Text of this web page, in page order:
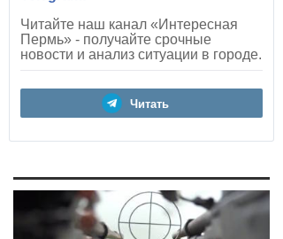
Читайте наш канал «Интересная
Пермь» - получайте срочные
новости и анализ ситуации в городе.
Читать